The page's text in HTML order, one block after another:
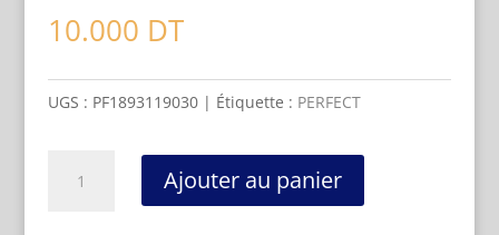
10.000 DT
UGS : PF1893119030 Étiquette : PERFECT
Ajouter au panier